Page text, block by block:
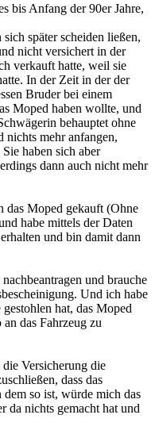
bis Anfang der 90er Jahre,
später scheiden ließen,
nicht versichert in der
verkauft hatte, weil sie
In der Zeit in der der
Bruder bei einem
Moped haben wollte, und
behauptet ohne
nichts mehr anfangen,
haben sich aber
dann auch nicht mehr
das Moped gekauft (Ohne
habe mittels der Daten
und bin damit dann
und brauche
Und ich habe
hat, das Moped
das Fahrzeug zu
Versicherung die
dass das
dem so ist, würde mich das
da nichts gemacht hat und